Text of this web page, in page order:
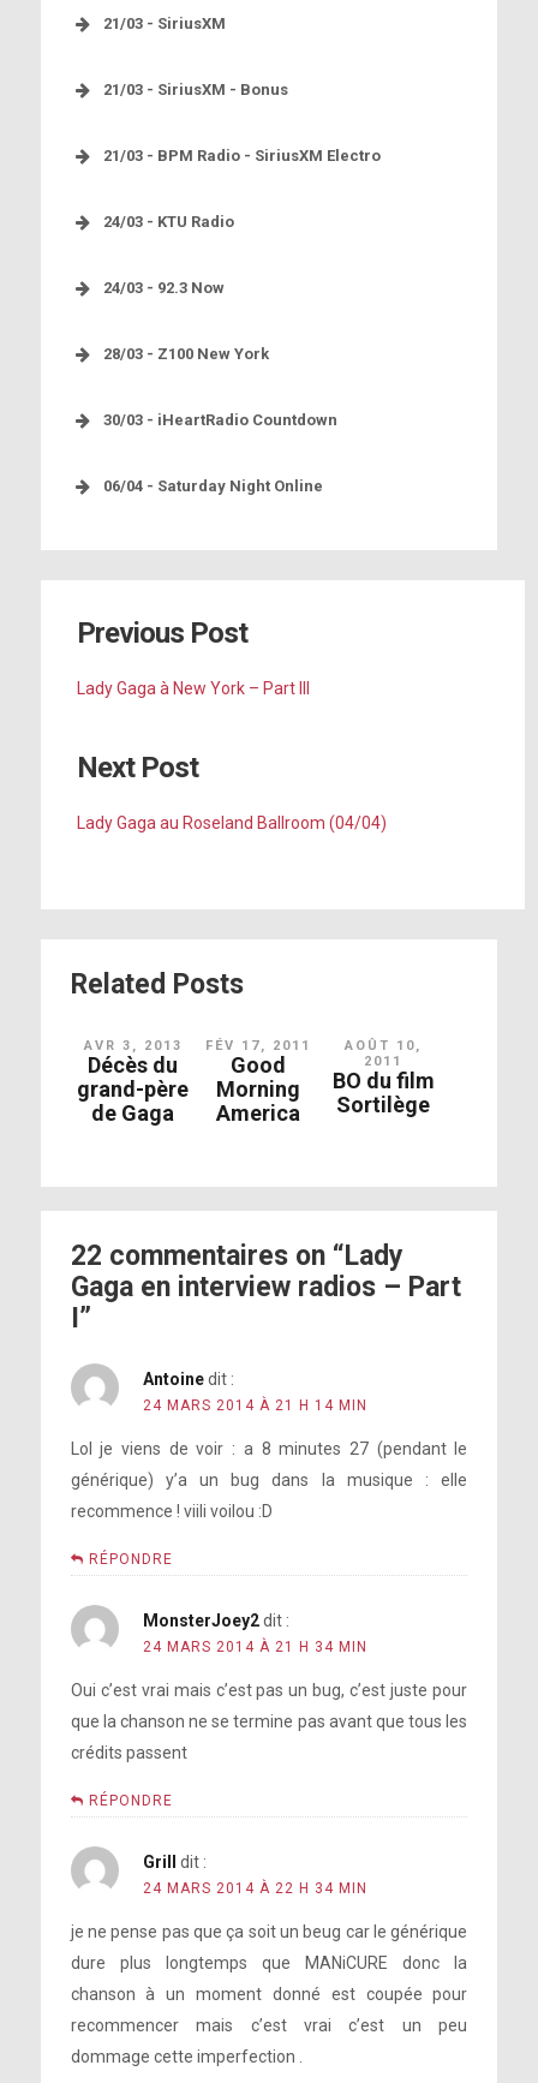
21/03 - SiriusXM
ouverte à toute interprétation
tournage
désorientée
21/03 - SiriusXM - Bonus
sa tournée
Interview :
souvenir du dernier show à
Roseland
des pensées ‘simples’
21/03 - BPM Radio - SiriusXM Electro
l’ArtRAVE
costumes à porter
24/03 - KTU Radio
Résumé français :
les festivals
durée de la vidéo de
G.U.Y
[voir ici]
24/03 - 92.3 Now
chansons à double-sens
Zedd
© Résumé par Gagavision.net
28/03 - Z100 New York
G.U.Y.
les crédits
30/03 - iHeartRadio Countdown
DJs préférés de Gaga
setlist de l’ARTPOP Ball
ses fans
06/04 - Saturday Night Online
sur la route
Fête
© Résumé par Gagavision.net
Previous Post
Lady Gaga à New York – Part III
Next Post
Lady Gaga au Roseland Ballroom (04/04)
Related Posts
AVR 3, 2013
Décès du
grand-père
de Gaga
FÉV 17, 2011
Good
Morning
America
AOÛT 10,
2011
BO du film
Sortilège
22 commentaires on “Lady
Gaga en interview radios – Part
I”
Antoine dit :
24 MARS 2014 À 21 H 14 MIN
Lol je viens de voir : a 8 minutes 27 (pendant le
générique) y’a un bug dans la musique : elle
recommence ! viili voilou :D
RÉPONDRE
MonsterJoey2 dit :
24 MARS 2014 À 21 H 34 MIN
Oui c’est vrai mais c’est pas un bug, c’est juste pour
que la chanson ne se termine pas avant que tous les
crédits passent
RÉPONDRE
Grill dit :
24 MARS 2014 À 22 H 34 MIN
je ne pense pas que ça soit un beug car le générique
dure plus longtemps que MANiCURE donc la
chanson à un moment donné est coupée pour
recommencer mais c’est vrai c’est un peu
dommage cette imperfection .